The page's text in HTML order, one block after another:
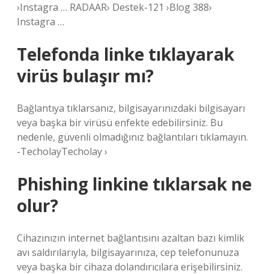
›Instagra … RADAAR› Destek-121 ›Blog 388›
Instagra …
Telefonda linke tıklayarak
virüs bulaşır mı?
Bağlantıya tıklarsanız, bilgisayarınızdaki bilgisayarı
veya başka bir virüsü enfekte edebilirsiniz. Bu
nedenle, güvenli olmadığınız bağlantıları tıklamayın.
-TecholayTecholay ›
Phishing linkine tıklarsak ne
olur?
Cihazınızın internet bağlantısını azaltan bazı kimlik
avı saldırılarıyla, bilgisayarınıza, cep telefonunuza
veya başka bir cihaza dolandırıcılara erişebilirsiniz.